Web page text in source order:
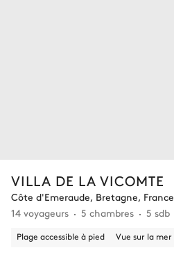
VILLA DE LA VICOMTE
Côte d'Emeraude, Bretagne, France
14 voyageurs
5 chambres 5 sdb
Plage accessible à pied Vue sur la mer